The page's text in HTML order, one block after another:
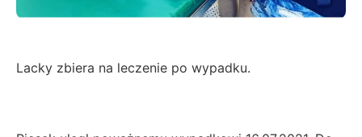
Lacky zbiera na leczenie po wypadku.